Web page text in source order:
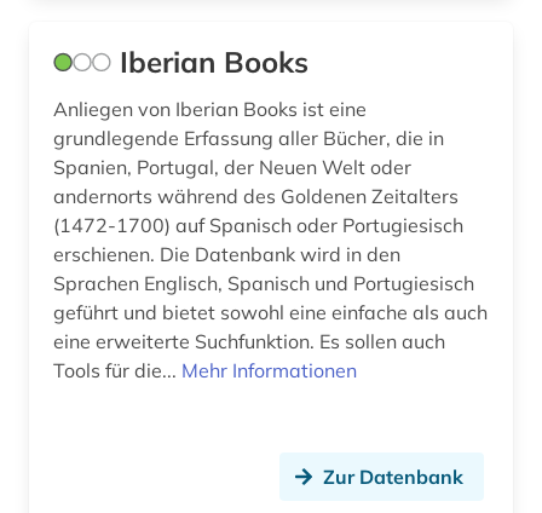
Iberian Books
Anliegen von Iberian Books ist eine
grundlegende Erfassung aller Bücher, die in
Spanien, Portugal, der Neuen Welt oder
andernorts während des Goldenen Zeitalters
(1472-1700) auf Spanisch oder Portugiesisch
erschienen. Die Datenbank wird in den
Sprachen Englisch, Spanisch und Portugiesisch
geführt und bietet sowohl eine einfache als auch
eine erweiterte Suchfunktion. Es sollen auch
Tools für die... Mehr Informationen
Zur Datenbank